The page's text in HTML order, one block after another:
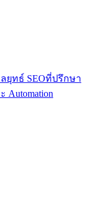
ยุทธ์ SEOที่ปรึกษา
Automation